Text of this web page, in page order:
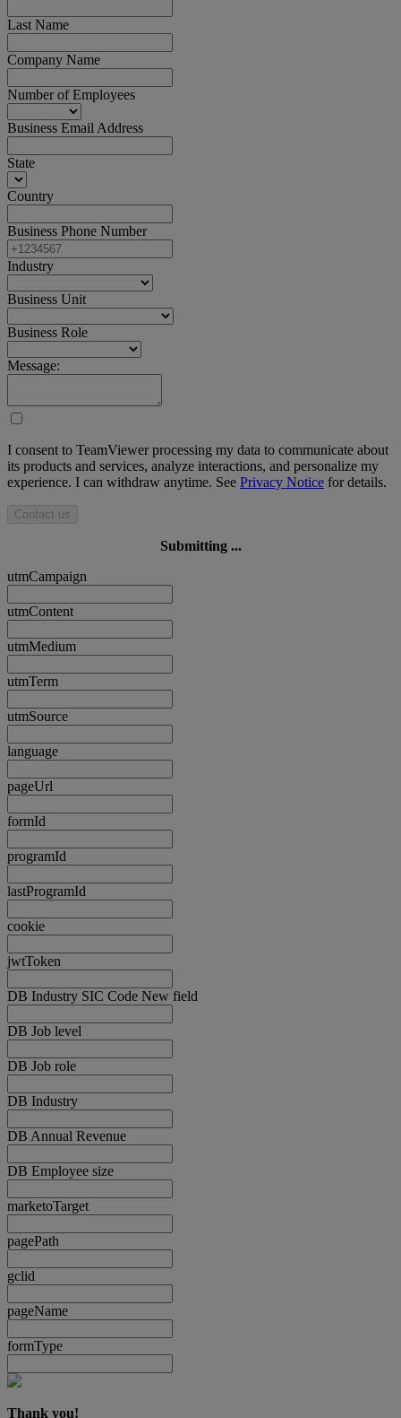
Last Name
Company Name
Number of Employees
Business Email Address
State
Country
Business Phone Number
Industry
Business Unit
Business Role
Message:
I consent to TeamViewer processing my data to communicate about
its products and services, analyze interactions, and personalize my
experience. I can withdraw anytime. See Privacy Notice for details.
Contact us
Submitting ...
utmCampaign
utmContent
utmMedium
utmTerm
utmSource
language
pageUrl
formId
programId
lastProgramId
cookie
jwtToken
DB Industry SIC Code New field
DB Job level
DB Job role
DB Industry
DB Annual Revenue
DB Employee size
marketoTarget
pagePath
gclid
pageName
formType
Thank you!